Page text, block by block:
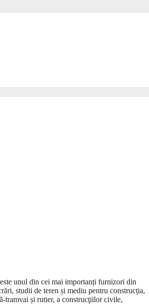
unul din cei mai importanți furnizori din
studii de teren și mediu pentru construcția,
tramvai și rutier, a construcţiilor civile,